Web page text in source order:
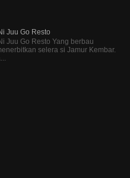
Juu Go Resto
Juu Go Resto Yang berbau
selera si Jamur Kembar.